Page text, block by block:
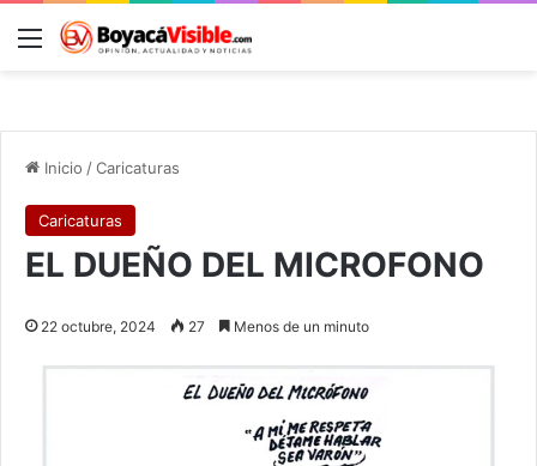
Menú
Inicio /Caricaturas
Caricaturas
EL DUEÑO DEL MICROFONO
22 octubre, 2024 27 Menos de un minuto